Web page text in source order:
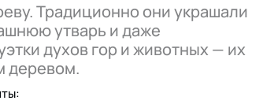
Традиционно они украшали
утварь и даже
духов гор и животных — их
деревом.